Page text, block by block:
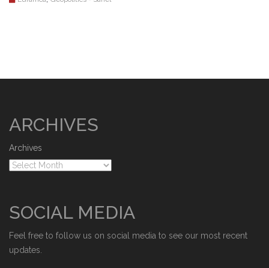
ARCHIVES
Archives
SOCIAL MEDIA
Feel free to follow us on social media to see our most recent
updates.